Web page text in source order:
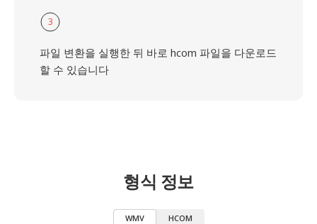
3
파일 변환을 실행한 뒤 바로 hcom 파일을 다운로드
할 수 있습니다
형식 정보
WMV HCOM